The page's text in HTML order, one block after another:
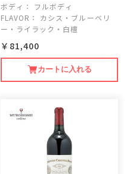
ボディ：
フルボディ
FLAVOR：
カシス・ブルーベリ
ー・ライラック・白檀
￥81,400
カートに入れる